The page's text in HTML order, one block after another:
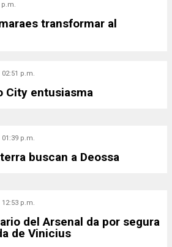
p.m.
transformar al
02:51 p.m.
City entusiasma
01:39 p.m.
buscan a Deossa
12:53 p.m.
del Arsenal da por segura
de Vinicius